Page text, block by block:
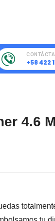
+58 422
4.6